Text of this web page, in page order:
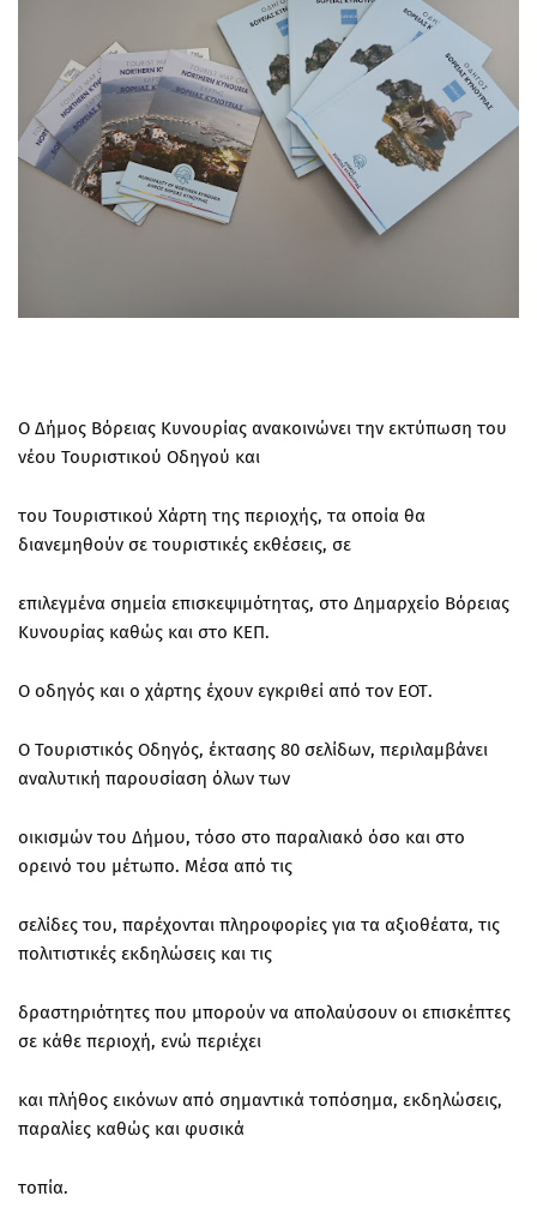
Ο Δήμος Βόρειας Κυνουρίας ανακοινώνει την εκτύπωση του
νέου Τουριστικού Οδηγού και
του Τουριστικού Χάρτη της περιοχής, τα οποία θα
διανεμηθούν σε τουριστικές εκθέσεις, σε
επιλεγμένα σημεία επισκεψιμότητας, στο Δημαρχείο Βόρειας
Κυνουρίας καθώς και στο ΚΕΠ.
Ο οδηγός και ο χάρτης έχουν εγκριθεί από τον ΕΟΤ.
Ο Τουριστικός Οδηγός, έκτασης 80 σελίδων, περιλαμβάνει
αναλυτική παρουσίαση όλων των
οικισμών του Δήμου, τόσο στο παραλιακό όσο και στο
ορεινό του μέτωπο. Μέσα από τις
σελίδες του, παρέχονται πληροφορίες για τα αξιοθέατα, τις
πολιτιστικές εκδηλώσεις και τις
δραστηριότητες που μπορούν να απολαύσουν οι επισκέπτες
σε κάθε περιοχή, ενώ περιέχει
και πλήθος εικόνων από σημαντικά τοπόσημα, εκδηλώσεις,
παραλίες καθώς και φυσικά
τοπία.